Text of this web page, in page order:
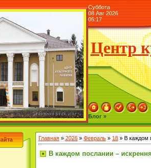
Суббота
08 Авг 2026
05:17
Центр
Блог »
Главная » 2026 » Февраль » 18 » В каждом
В каждом послании –